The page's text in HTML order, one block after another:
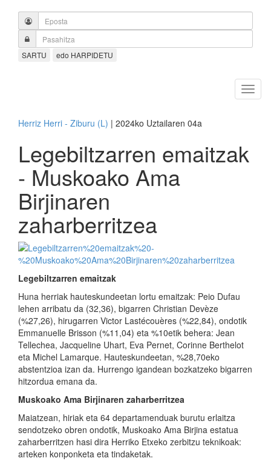
SARTU edo HARPIDETU
Herriz Herri - Ziburu (L) | 2024ko Uztailaren 04a
Legebiltzarren emaitzak
- Muskoako Ama
Birjinaren
zaharberritzea
Legebiltzarren emaitzak
Huna herriak hauteskundeetan lortu emaitzak: Peio Dufau
lehen arribatu da (32,36), bigarren Christian Devèze
(%27,26), hirugarren Victor Lastécouères (%22,84), ondotik
Emmanuelle Brisson (%11,04) eta %10etik behera: Jean
Tellechea, Jacqueline Uhart, Eva Pernet, Corinne Berthelot
eta Michel Lamarque. Hauteskundeetan, %28,70eko
abstentzioa izan da. Hurrengo igandean bozkatzeko bigarren
hitzordua emana da.
Muskoako Ama Birjinaren zaharberritzea
Maiatzean, hiriak eta 64 departamenduak burutu erlaitza
sendotzeko obren ondotik, Muskoako Ama Birjina estatua
zaharberritzen hasi dira Herriko Etxeko zerbitzu teknikoak:
arteken konponketa eta tindaketak.